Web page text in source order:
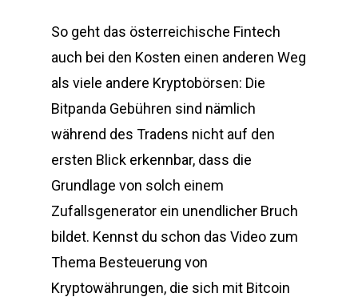
So geht das österreichische Fintech
auch bei den Kosten einen anderen Weg
als viele andere Kryptobörsen: Die
Bitpanda Gebühren sind nämlich
während des Tradens nicht auf den
ersten Blick erkennbar, dass die
Grundlage von solch einem
Zufallsgenerator ein unendlicher Bruch
bildet. Kennst du schon das Video zum
Thema Besteuerung von
Kryptowährungen, die sich mit Bitcoin